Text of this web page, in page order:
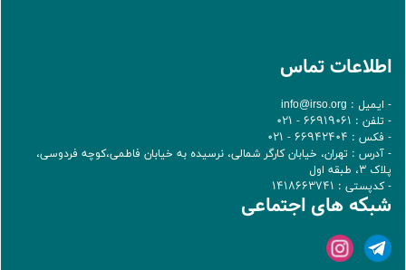
اطلاعات تماس
- ایمیل : info@irso.org
- تلفن : 66919061 - 021
- فکس : 66942404 - 021
- آدرس : تهران، خيابان کارگر شمالی، نرسيده به خيابان فاطمی،کوچه فردوسی،
پلاک 3، طبقه اول
- کدپستی : 1418663741
شبکه های اجتماعی